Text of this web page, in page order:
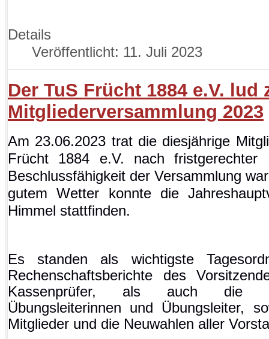
Details
Veröffentlicht: 11. Juli 2023
Der TuS Frücht 1884 e.V.
Mitgliederversammlung 2023
Am 23.06.2023 trat die diesjährige
Frücht 1884 e.V. nach fristgerechter
Beschlussfähigkeit der Versammlung
gutem Wetter konnte die
Himmel stattfinden.
Es standen als wichtigste
Rechenschaftsberichte des
Kassenprüfer, als auch die
Übungsleiterinnen und Übungsleiter,
Mitglieder und die Neuwahlen aller